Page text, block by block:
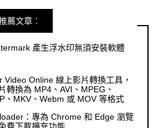
薦文章︰
產生浮水印無須安裝軟體
Video Online 線上影片轉換工具，
轉換為 MP4、AVI、MPEG、
、MKV、Webm 或 MOV 等格式
：專為 Chrome 和 Edge 瀏覽